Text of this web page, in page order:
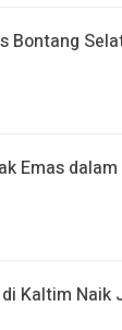
Bontang
Emas dalam
Kaltim Naik